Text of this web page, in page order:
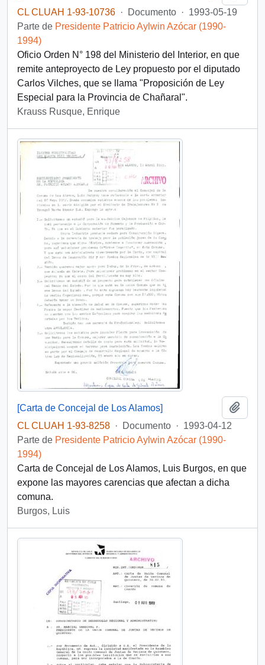
CL CLUAH 1-93-10736 · Documento · 1993-05-19
Parte de Presidente Patricio Aylwin Azócar (1990-
1994)
Oficio Orden N° 198 del Ministerio del Interior, en que
remite anteproyecto de Ley propuesto por el diputado
Carlos Vilches, que se llama "Proposición de Ley
Especial para la Provincia de Chañaral".
Krauss Rusque, Enrique
[Carta de Concejal de Los Alamos]
CL CLUAH 1-93-8258 · Documento · 1993-04-12
Parte de Presidente Patricio Aylwin Azócar (1990-
1994)
Carta de Concejal de Los Alamos, Luis Burgos, en que
expone las mayores carencias que afectan a dicha
comuna.
Burgos, Luis